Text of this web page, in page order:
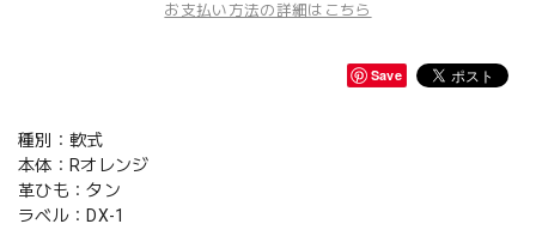
お支払い方法の詳細はこちら
Save
種別：軟式
本体：Rオレンジ
革ひも：タン
ラベル：DX-1